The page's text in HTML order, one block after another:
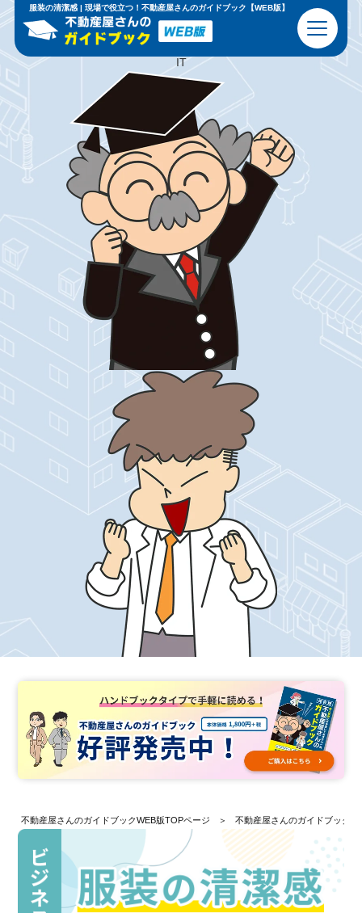
服装の清潔感 | 現場で役立つ！不動産屋さんのガイドブック【WEB版】
現場で恥をか かないための 基礎知識と心得
ビジネスマナー
不動産の基本
IT
不動産屋さんのガイドブックWEB版TOPページ 不動産屋さんのガイドブック